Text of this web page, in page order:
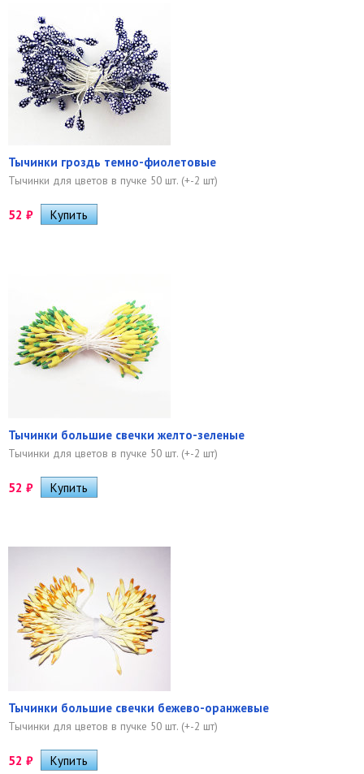
Тычинки гроздь темно-фиолетовые
Тычинки для цветов в пучке 50 шт. (+-2 шт)
52 ₽
Тычинки большие свечки желто-зеленые
Тычинки для цветов в пучке 50 шт. (+-2 шт)
52 ₽
Тычинки большие свечки бежево-оранжевые
Тычинки для цветов в пучке 50 шт. (+-2 шт)
52 ₽